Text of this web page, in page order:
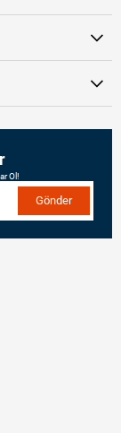
Ol!
Gönder